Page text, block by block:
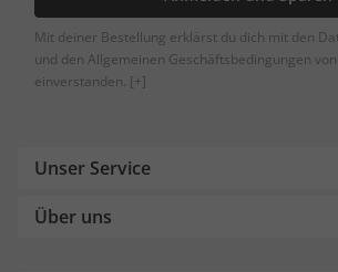
Mit deiner Bestellung erklärst du dich mit den
und den Allgemeinen Geschäftsbedingungen
einverstanden. [+]
Unser Service
Über uns